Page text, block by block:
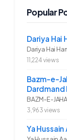
Popular
Dariya Hai
11,224 views
Bazm-e-
Dardmand
3,963 views
Ya